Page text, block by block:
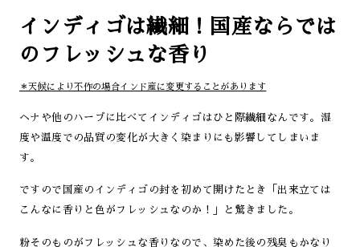
インディゴは繊細！国産ならでは
のフレッシュな香り
＊天候により不作の場合インド産に変更することがあります
ヘナや他のハーブに比べてインディゴはひと際繊細なんです。湿
度や温度での品質の変化が大きく染まりにも影響してしまいま
す。
ですので国産のインディゴの封を初めて開けたとき「出来立ては
こんなに香りと色がフレッシュなのか！」と驚きました。
粉そのものがフレッシュな香りなので、染めた後の残臭もかなり